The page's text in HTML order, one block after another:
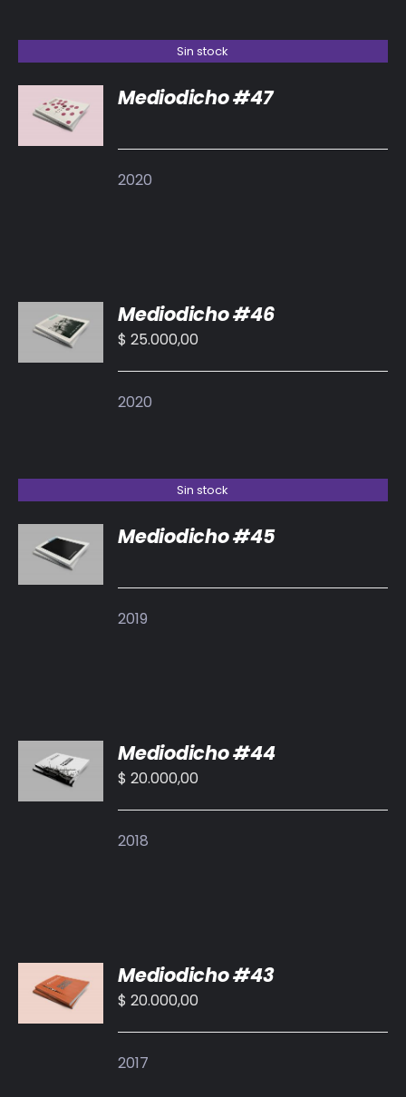
Sin stock
DETALLES
Mediodicho #47
2020
AL
CARRITO
/
Mediodicho #46
$ 25.000,00
2020
Sin stock
DETALLES
Mediodicho #45
2019
AL
CARRITO
/
Mediodicho #44
$ 20.000,00
2018
AL
CARRITO
/
Mediodicho #43
$ 20.000,00
2017